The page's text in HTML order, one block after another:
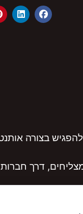
בצורה
דרך חברות